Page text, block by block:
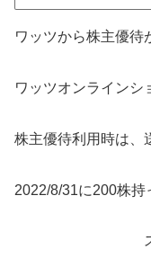
ワッツから株主優待
ワッツオンラインシ
株主優待利用時は、
2022/8/31に200株持